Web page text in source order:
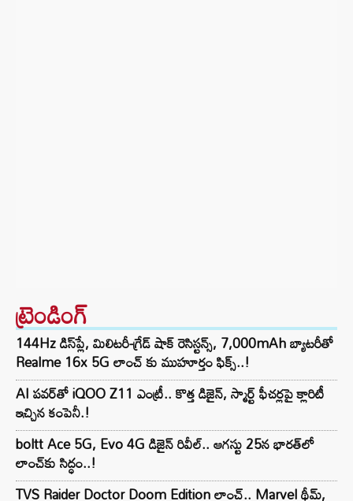
ట్రెండింగ్‌
144Hz డిస్‌ప్లే, మిలిటరీ-గ్రేడ్ షాక్ రెసిస్టన్స్, 7,000mAh బ్యాటరీతో
Realme 16x 5G లాంచ్ కు ముహూర్తం ఫిక్స్..!
AI పవర్‌తో iQOO Z11 ఎంట్రీ.. కొత్త డిజైన్, స్మార్ట్ ఫీచర్లపై క్లారిటీ
ఇచ్చిన కంపెనీ.!
boltt Ace 5G, Evo 4G డిజైన్ రివీల్.. ఆగస్టు 25న భారత్‌లో
లాంచ్‌కు సిద్ధం..!
TVS Raider Doctor Doom Edition లాంచ్.. Marvel థీమ్,